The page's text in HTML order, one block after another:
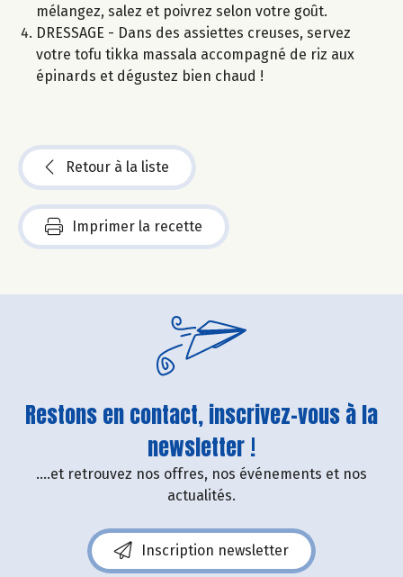
mélangez, salez et poivrez selon votre goût.
DRESSAGE - Dans des assiettes creuses, servez
votre tofu tikka massala accompagné de riz aux
épinards et dégustez bien chaud !
Retour à la liste
Imprimer la recette
Restons en contact, inscrivez-vous à la
newsletter !
....et retrouvez nos offres, nos événements et nos
actualités.
Inscription newsletter